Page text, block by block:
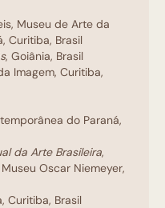
Museu de Arte da
Curitiba, Brasil
, Goiânia, Brasil
Imagem, Curitiba,
do Paraná,
da Arte Brasileira,
Oscar Niemeyer,
Curitiba, Brasil